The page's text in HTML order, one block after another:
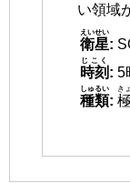
い領域
衛星
えいせい
:
時刻
じこく
: 5
種類
しゅるい
:
き